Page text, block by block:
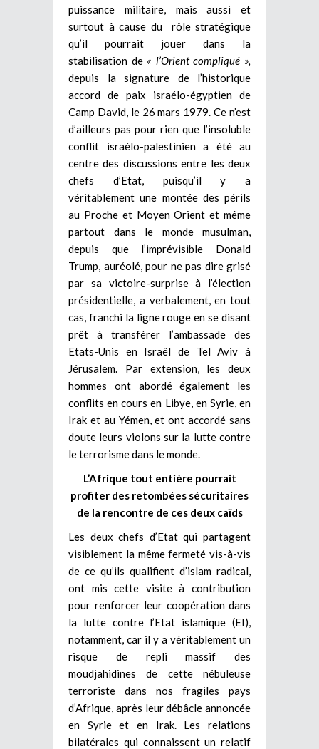
puissance militaire, mais aussi et
surtout à cause du rôle stratégique
qu’il pourrait jouer dans la
stabilisation de « l’Orient compliqué »,
depuis la signature de l’historique
accord de paix israélo-égyptien de
Camp David, le 26 mars 1979. Ce n’est
d’ailleurs pas pour rien que l’insoluble
conflit israélo-palestinien a été au
centre des discussions entre les deux
chefs d’Etat, puisqu’il y a
véritablement une montée des périls
au Proche et Moyen Orient et même
partout dans le monde musulman,
depuis que l’imprévisible Donald
Trump, auréolé, pour ne pas dire grisé
par sa victoire-surprise à l’élection
présidentielle, a verbalement, en tout
cas, franchi la ligne rouge en se disant
prêt à transférer l’ambassade des
Etats-Unis en Israël de Tel Aviv à
Jérusalem. Par extension, les deux
hommes ont abordé également les
conflits en cours en Libye, en Syrie, en
Irak et au Yémen, et ont accordé sans
doute leurs violons sur la lutte contre
le terrorisme dans le monde.
L’Afrique tout entière pourrait
profiter des retombées sécuritaires
de la rencontre de ces deux caïds
Les deux chefs d’Etat qui partagent
visiblement la même fermeté vis-à-vis
de ce qu’ils qualifient d’islam radical,
ont mis cette visite à contribution
pour renforcer leur coopération dans
la lutte contre l’Etat islamique (EI),
notamment, car il y a véritablement un
risque de repli massif des
moudjahidines de cette nébuleuse
terroriste dans nos fragiles pays
d’Afrique, après leur débâcle annoncée
en Syrie et en Irak. Les relations
bilatérales qui connaissent un relatif